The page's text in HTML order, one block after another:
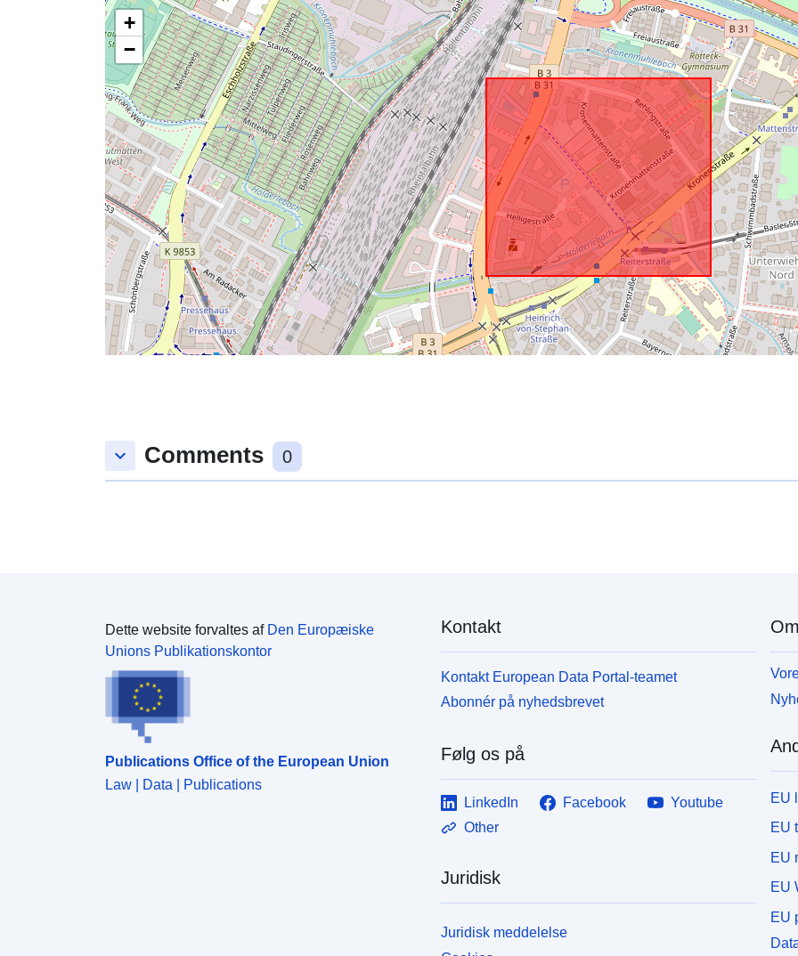
+
−
keyboard_arrow_down Comments 0
Dette website forvaltes af Den Europæiske
Unions Publikationskontor
Publications Office of the European Union
Law | Data | Publications
Kontakt
Kontakt European Data Portal-teamet
Abonnér på nyhedsbrevet
Følg os på
LinkedIn Facebook
Youtube
Other
Juridisk
Juridisk meddelelse
EU
EU
EU
EU
EU